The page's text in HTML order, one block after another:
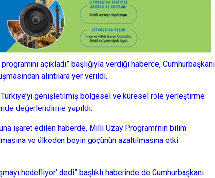
açıkladı” başlığıyla verdiği haberde, Cumhurbaşkanı
alıntılara yer verildi.
Türkiye’yi genişletilmiş bölgesel ve küresel role yerleştirme
değerlendirme yapıldı.
işaret edilen haberde, Milli Uzay Programı’nın bilim
ve ülkeden beyin göçünün azaltılmasına etki
hedefliyor’ dedi” başlıklı haberinde de Cumhurbaşkanı